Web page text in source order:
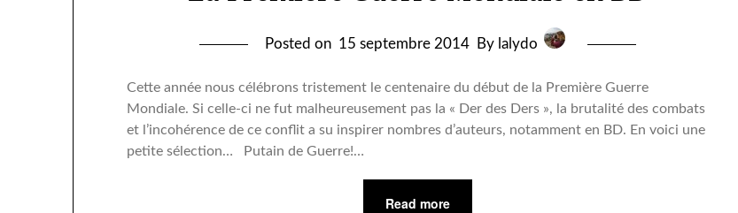
Posted on 15 septembre 2014 By lalydo
Cette année nous célébrons tristement le centenaire du début de la Première Guerre
Mondiale. Si celle-ci ne fut malheureusement pas la « Der des Ders », la brutalité des combats
et l’incohérence de ce conflit a su inspirer nombres d’auteurs, notamment en BD. En voici une
petite sélection… Putain de Guerre!…
Read more